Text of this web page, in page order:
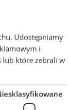
Udostępniamy
i
lub które zebrali w